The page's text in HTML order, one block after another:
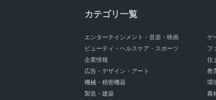
カテゴリ一覧
エンターテインメント・音楽・映画 ゲ
ビューティ・ヘルスケア・スポーツ
フ
企業情報
住
広告・デザイン・アート
教
機械・精密機器
環
製造・建築
農